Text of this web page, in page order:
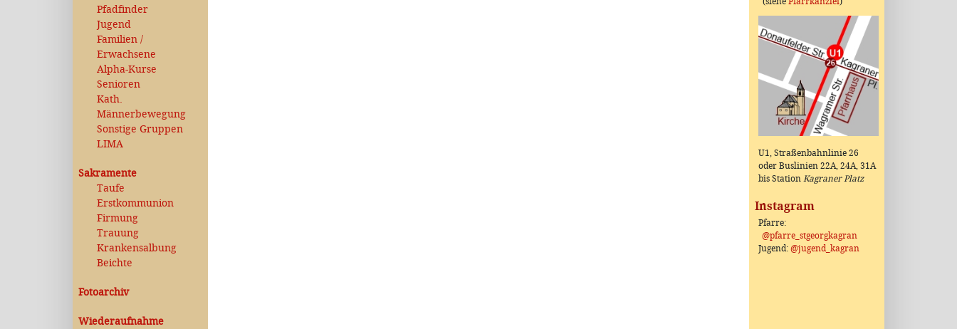
Pfadfinder
Jugend
Familien /
Erwachsene
Alpha-Kurse
Senioren
Kath.
Männerbewegung
Sonstige Gruppen
LIMA
Sakramente
Taufe
Erstkommunion
Firmung
Trauung
Krankensalbung
Beichte
Fotoarchiv
Wiederaufnahme
U1, Straßenbahnlinie 26
oder Buslinien 22A, 24A, 31A
bis Station Kagraner Platz
Instagram
Pfarre:
@pfarre_stgeorgkagran
Jugend: @jugend_kagran